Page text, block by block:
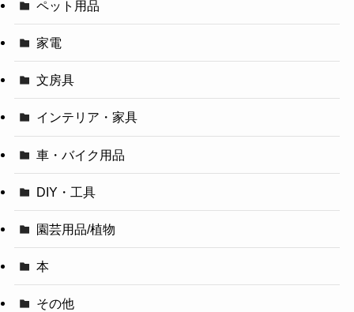
ペット用品
家電
文房具
インテリア・家具
車・バイク用品
DIY・工具
園芸用品/植物
本
その他